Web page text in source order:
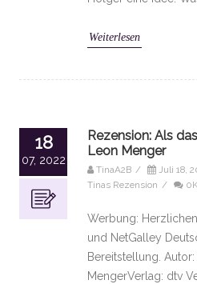
Weiterlesen
18
07, 2022
Rezension: Als
Leon Menger
TinaA2B / Juli 18,
Tinas Rezension /
Werbung:
und NetGalley
Bereitstellung. Autor:
MengerVerlag: dtv